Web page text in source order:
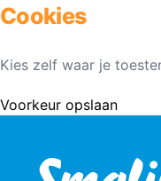
Cookies
Kies zelf waar je
Voorkeur opslaan